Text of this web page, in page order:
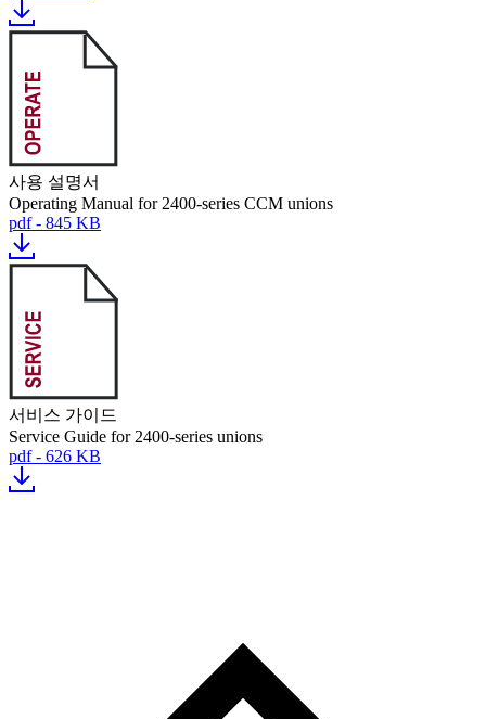
사용 설명서
Operating Manual for 2400-series CCM unions
pdf - 845 KB
서비스 가이드
Service Guide for 2400-series unions
pdf - 626 KB